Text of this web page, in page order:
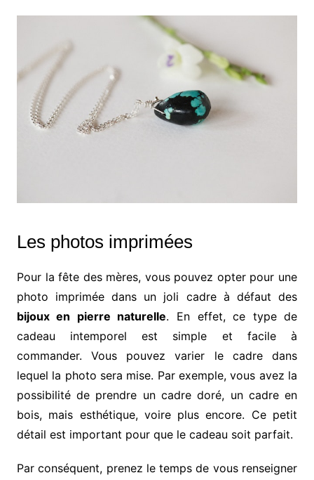
Les photos imprimées
Pour la fête des mères, vous pouvez opter pour une
photo imprimée dans un joli cadre à défaut des
bijoux en pierre naturelle. En effet, ce type de
cadeau intemporel est simple et facile à
commander. Vous pouvez varier le cadre dans
lequel la photo sera mise. Par exemple, vous avez la
possibilité de prendre un cadre doré, un cadre en
bois, mais esthétique, voire plus encore. Ce petit
détail est important pour que le cadeau soit parfait.
Par conséquent, prenez le temps de vous renseigner